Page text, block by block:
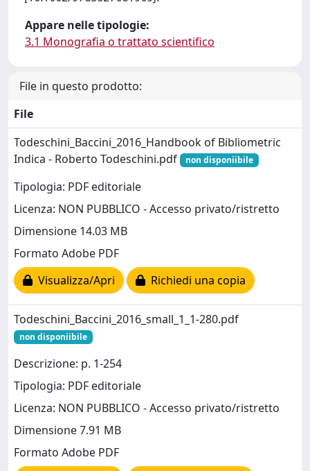
Appare nelle tipologie:
3.1 Monografia o trattato scientifico
File in questo prodotto:
File
Todeschini_Baccini_2016_Handbook of Bibliometric
Indica - Roberto Todeschini.pdf
non disponiibile
Tipologia: PDF editoriale
Licenza: NON PUBBLICO - Accesso privato/ristretto
Dimensione 14.03 MB
Formato Adobe PDF
Visualizza/Apri
Richiedi una copia
Todeschini_Baccini_2016_small_1_1-280.pdf
non disponiibile
Descrizione: p. 1-254
Tipologia: PDF editoriale
Licenza: NON PUBBLICO - Accesso privato/ristretto
Dimensione 7.91 MB
Formato Adobe PDF